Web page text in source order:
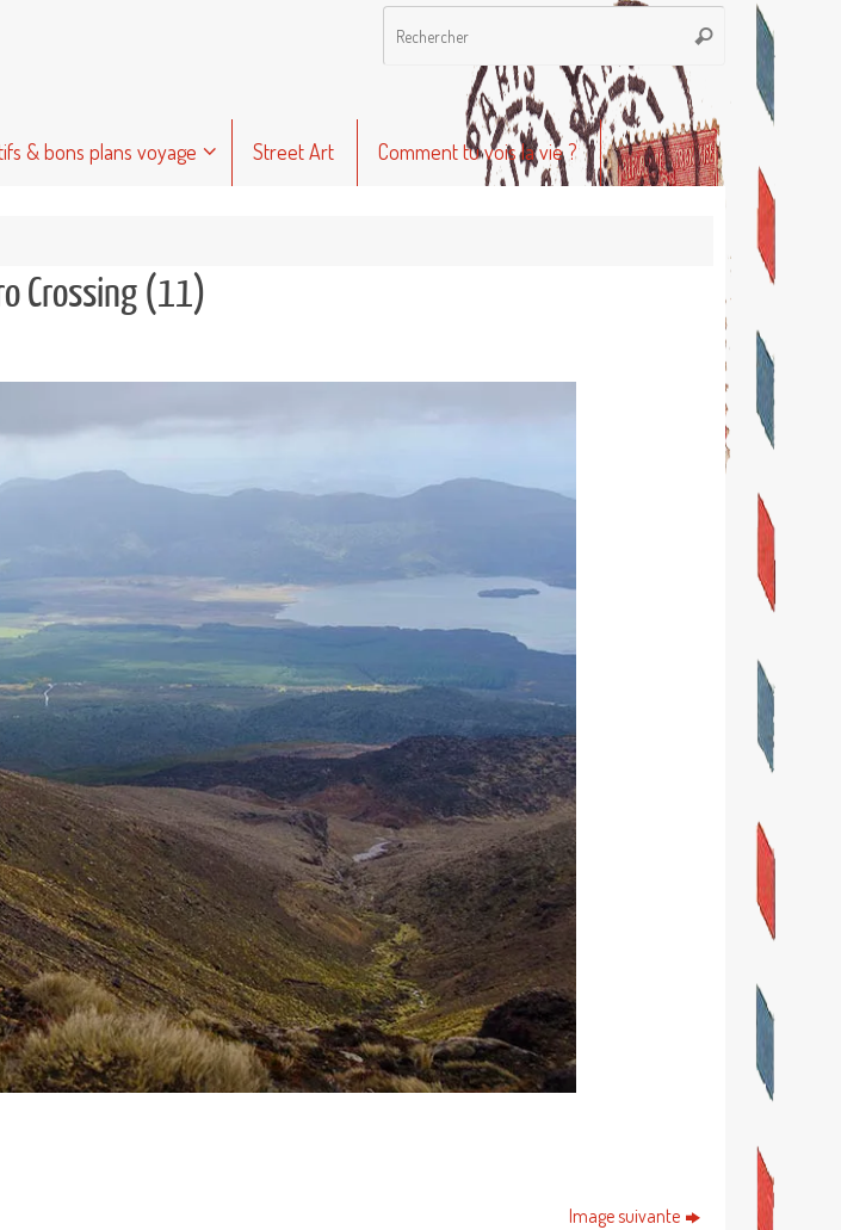
Recherche
Rechercher
& bons plans voyage Street Art Comment tu vois la vie ?
Crossing (11)
Image suivante